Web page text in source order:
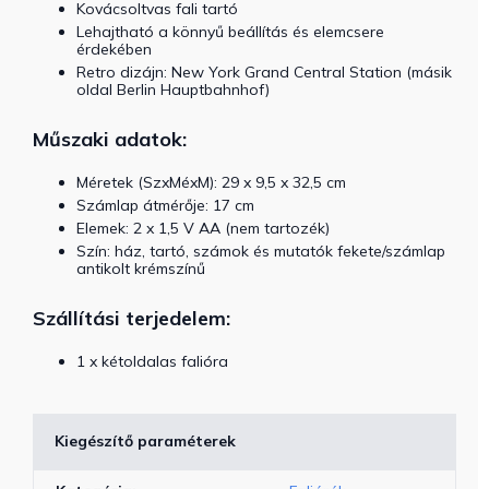
Kovácsoltvas fali tartó
Lehajtható a könnyű beállítás és elemcsere
érdekében
Retro dizájn: New York Grand Central Station (másik
oldal Berlin Hauptbahnhof)
Műszaki adatok:
Méretek (SzxMéxM): 29 x 9,5 x 32,5 cm
Számlap átmérője: 17 cm
Elemek: 2 x 1,5 V AA (nem tartozék)
Szín: ház, tartó, számok és mutatók fekete/számlap
antikolt krémszínű
Szállítási terjedelem:
1 x kétoldalas falióra
Kiegészítő paraméterek